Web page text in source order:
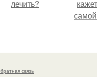
лечить?
связь